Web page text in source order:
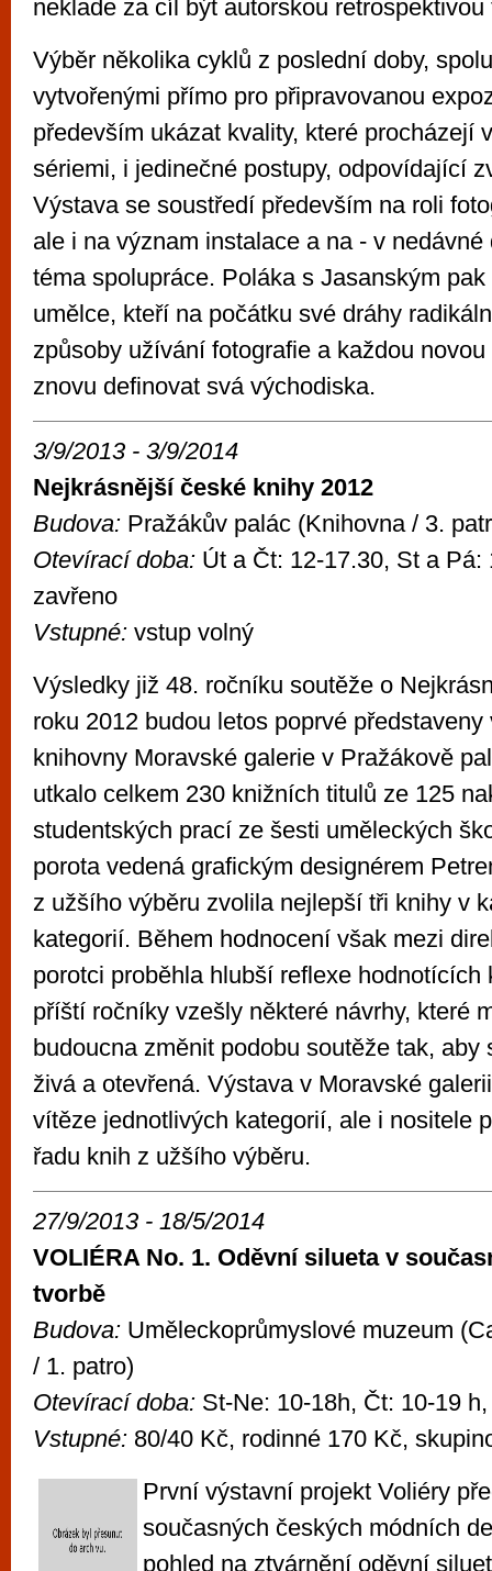
neklade za cíl být autorskou
Výběr několika cyklů z poslední doby,
vytvořenými přímo pro připravovanou
především ukázat kvality, které procházejí
sériemi, i jedinečné postupy, odpovídající
Výstava se soustředí především na roli
ale i na význam instalace a na - v nedávné
téma spolupráce. Poláka s Jasanským
umělce, kteří na počátku své dráhy
způsoby užívání fotografie a každou
znovu definovat svá východiska.
3/9/2013 - 3/9/2014
Nejkrásnější české knihy 2012
Budova: Pražákův palác (Knihovna / 3.
Otevírací doba: Út a Čt: 12-17.30, St a Pá:
zavřeno
Vstupné: vstup volný
Výsledky již 48. ročníku soutěže o
roku 2012 budou letos poprvé představeny
knihovny Moravské galerie v Pražákově
utkalo celkem 230 knižních titulů ze 125
studentských prací ze šesti uměleckých
porota vedená grafickým designérem
z užšího výběru zvolila nejlepší tři knihy v
kategorií. Během hodnocení však mezi
porotci proběhla hlubší reflexe hodnotících
příští ročníky vzešly některé návrhy, které
budoucna změnit podobu soutěže tak, aby
živá a otevřená. Výstava v Moravské
vítěze jednotlivých kategorií, ale i nositele
řadu knih z užšího výběru.
27/9/2013 - 18/5/2014
VOLIÉRA No. 1. Oděvní silueta v
tvorbě
Budova: Uměleckoprůmyslové muzeum
/ 1. patro)
Otevírací doba: St-Ne: 10-18h, Čt: 10-19
Vstupné: 80/40 Kč, rodinné 170 Kč,
První výstavní projekt Voliéry
současných českých módních
pohled na ztvárnění oděvní